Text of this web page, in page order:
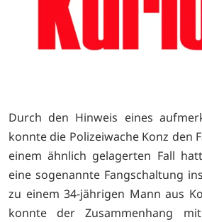
Durch den Hinweis eines
konnte die Polizeiwache Konz den
einem ähnlich gelagerten Fall
eine sogenannte Fangschaltung
zu einem 34-jährigen Mann aus
konnte der Zusammenhang